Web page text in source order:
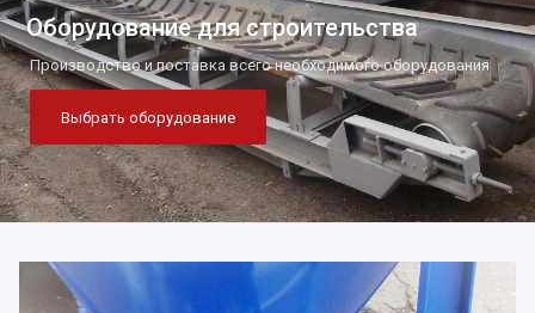
Оборудование для строительства
Производство и поставка всего необходимого оборудования
Выбрать оборудование